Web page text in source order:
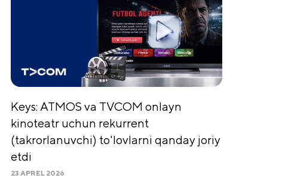
Keys: ATMOS va TVCOM onlayn
kinoteatr uchun rekurrent
(takrorlanuvchi) to'lovlarni qanday joriy
etdi
23 APREL 2026